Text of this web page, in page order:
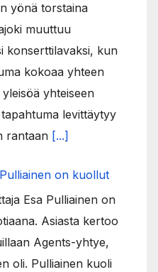
yönä torstaina
muuttuu
konserttilavaksi, kun
kokoaa yhteen
yhteiseen
levittäytyy
rantaan [...]
on kuollut
Esa Pulliainen on
Asiasta kertoo
Agents-yhtye,
oli. Pulliainen kuoli